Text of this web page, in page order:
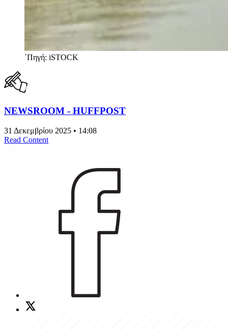
΄Πηγή: iSTOCK
NEWSROOM - HUFFPOST
31 Δεκεμβρίου 2025 • 14:08
Read Content